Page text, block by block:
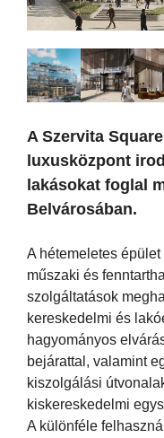
A Szervita
luxusközpont
lakásokat foglal
Belvárosában.
A hétemeletes
műszaki és
szolgáltatások
kereskedelmi és
hagyományos
bejárattal, valamint
kiszolgálási
kiskereskedelmi
A különféle